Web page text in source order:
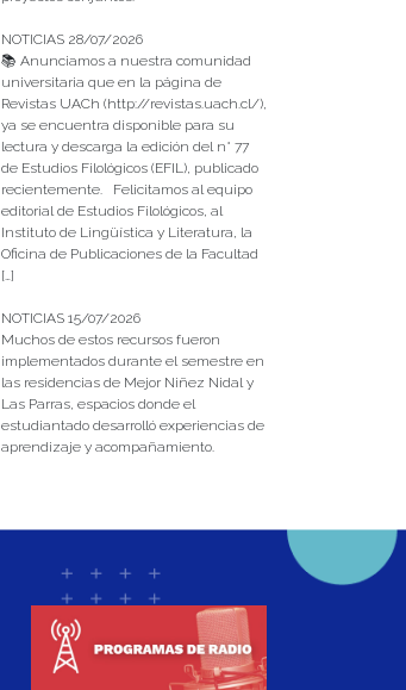
NOTICIAS 28/07/2026
📚 Anunciamos a nuestra comunidad
universitaria que en la página de
Revistas UACh (http://revistas.uach.cl/),
ya se encuentra disponible para su
lectura y descarga la edición del n° 77
de Estudios Filológicos (EFIL), publicado
recientemente. Felicitamos al equipo
editorial de Estudios Filológicos, al
Instituto de Lingüística y Literatura, la
Oficina de Publicaciones de la Facultad
[…]
NOTICIAS 15/07/2026
Muchos de estos recursos fueron
implementados durante el semestre en
las residencias de Mejor Niñez Nidal y
Las Parras, espacios donde el
estudiantado desarrolló experiencias de
aprendizaje y acompañamiento.